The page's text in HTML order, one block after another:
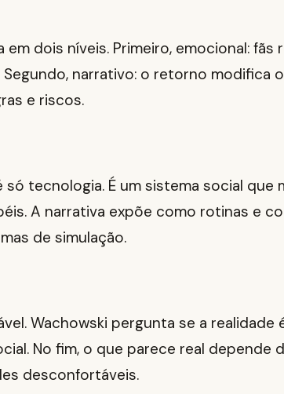
dois níveis. Primeiro, emocional: fãs
narrativo: o retorno modifica
e riscos.
só tecnologia. É um sistema social que
A narrativa expõe como rotinas e
de simulação.
Wachowski pergunta se a realidade
No fim, o que parece real depende
desconfortáveis.